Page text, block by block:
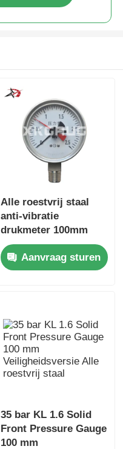
Alle roestvrij staal
anti-vibratie
drukmeter 100mm
vloeistof gevulde IP65
industriële
manometer
Aanvraag sturen
35 bar KL 1.6 Solid
Front Pressure Gauge
100 mm